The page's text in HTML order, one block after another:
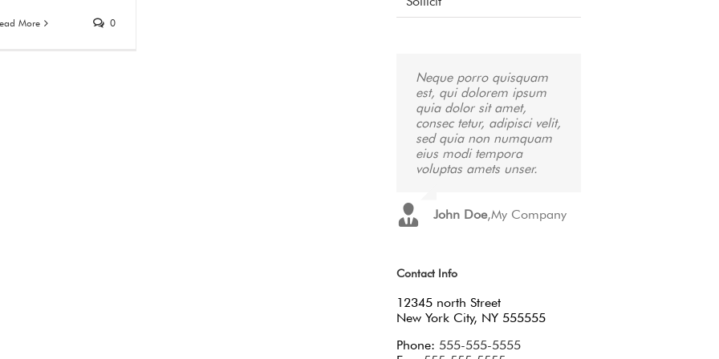
More 0
Neque porro quisquam
est, qui dolorem ipsum
quia dolor sit amet,
consec tetur, adipisci velit,
sed quia non numquam
eius modi tempora
voluptas amets unser.
John Doe,My Company
Aliquam erat volutpat.
Quisque at est id ligula
facilisis laoreet eget
pulvinar nibh.
Suspendisse at ultrices
dui. Curabitur ac felis
arcu sadips ipsums
Contact Info
12345 north Street
New York City, NY 555555
Phone: 555-555-5555